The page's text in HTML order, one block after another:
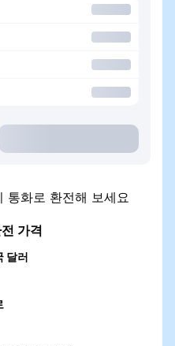
화로 환전해 보세요
가격
달러